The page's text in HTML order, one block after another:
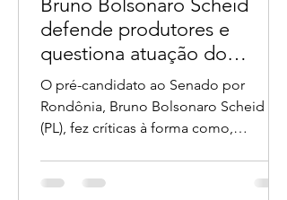
Bruno Bolsonaro Scheid
defende produtores e
questiona atuação do
ICMBio em fiscalizações no
campo
O pré-candidato ao Senado por
Rondônia, Bruno Bolsonaro Scheid
(PL), fez críticas à forma como,
segundo ele, agentes do ICMBio têm
18 de mai.
1 min de leitura